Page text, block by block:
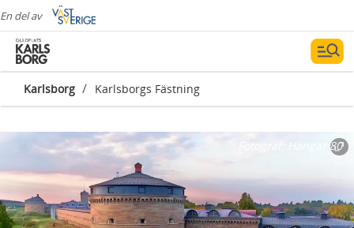
En del av
Karlsborg / Karlsborgs Fästning
Fotograf: Hangar 80